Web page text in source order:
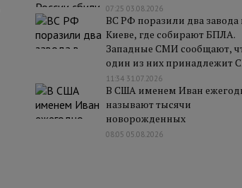
07:25 03.08.2026
ВС РФ поразили два завода
Киеве, где собирают БПЛА.
Западные СМИ сообщают,
один из них принадлежит
11:34 31.07.2026
В США именем Иван
называют тысячи
новорожденных
08:05 05.08.2026